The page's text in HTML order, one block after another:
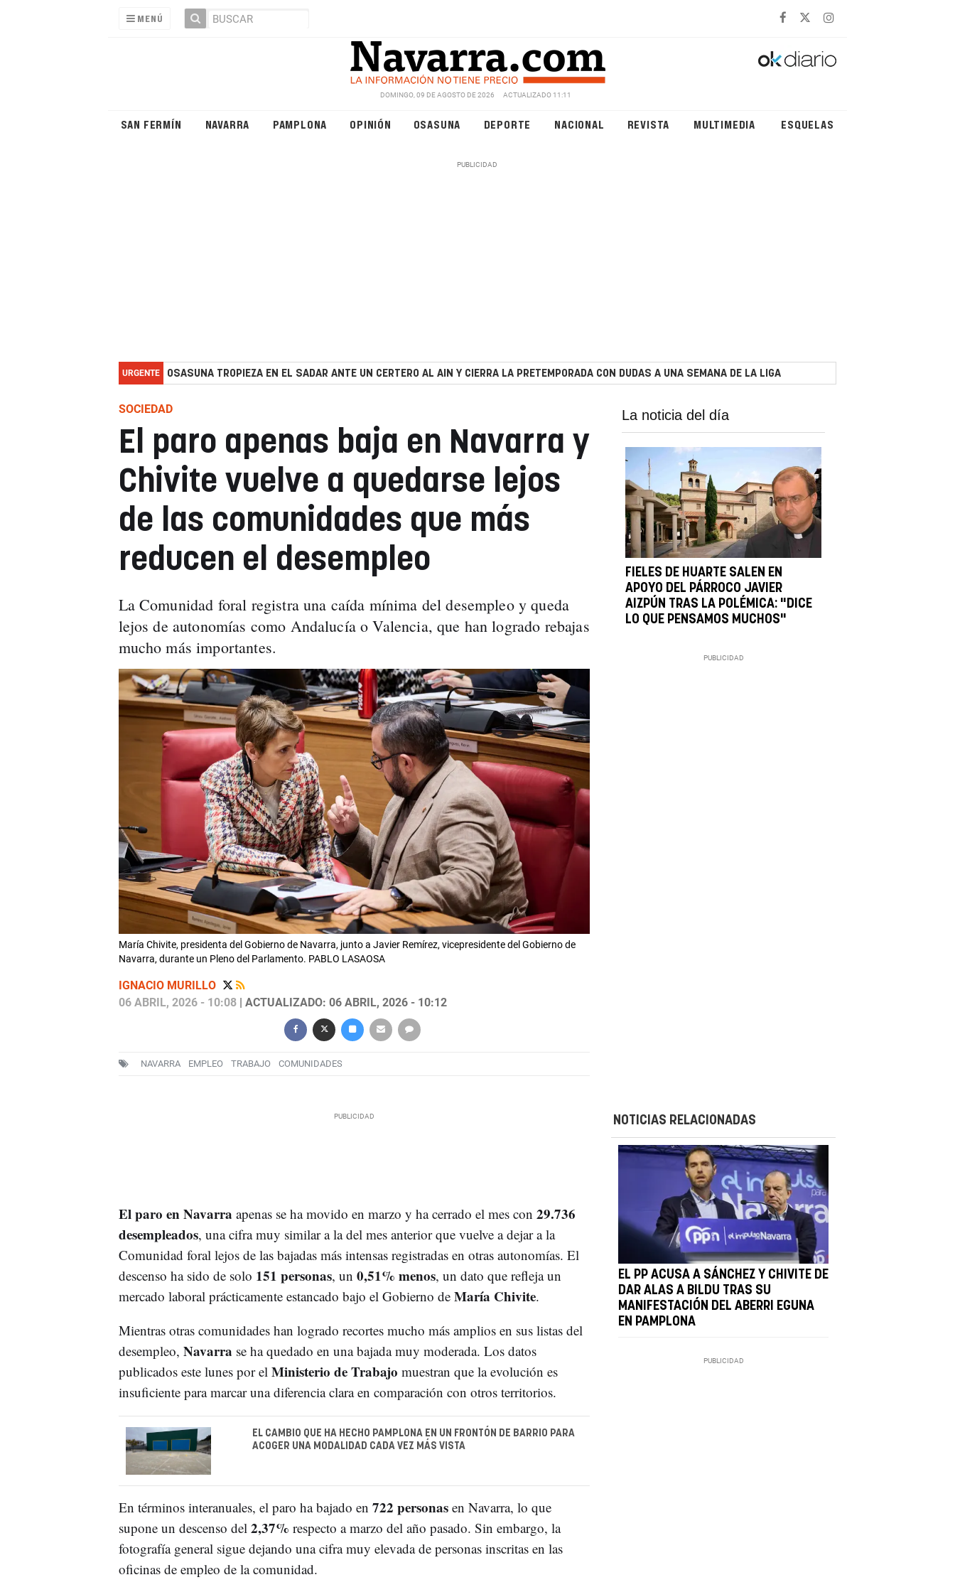
MENÚ
DOMINGO, 09 DE AGOSTO DE 2026 ACTUALIZADO 11:11
SAN FERMÍN NAVARRA PAMPLONA OPINIÓN OSASUNA DEPORTE NACIONAL REVISTA MULTIMEDIA ESQUELAS
URGENTE OSASUNA TROPIEZA EN EL SADAR ANTE UN CERTERO AL AIN Y CIERRA LA PRETEMPORADA CON DUDAS A UNA SEMANA DE LA LIGA
SOCIEDAD
El paro apenas baja en Navarra y
Chivite vuelve a quedarse lejos
de las comunidades que más
reducen el desempleo
La Comunidad foral registra una caída mínima del desempleo y queda
lejos de autonomías como Andalucía o Valencia, que han logrado rebajas
mucho más importantes.
María Chivite, presidenta del Gobierno de Navarra, junto a Javier Remírez, vicepresidente del Gobierno de
Navarra, durante un Pleno del Parlamento. PABLO LASAOSA
IGNACIO MURILLO
06 ABRIL, 2026 - 10:08| ACTUALIZADO: 06 ABRIL, 2026 - 10:12
NAVARRA EMPLEO TRABAJO COMUNIDADES
La noticia del día
FIELES DE HUARTE SALEN EN
APOYO DEL PÁRROCO JAVIER
AIZPÚN TRAS LA POLÉMICA: "DICE
LO QUE PENSAMOS MUCHOS"
El paro en Navarra apenas se ha movido en marzo y ha cerrado el mes con 29.736
desempleados, una cifra muy similar a la del mes anterior que vuelve a dejar a la
Comunidad foral lejos de las bajadas más intensas registradas en otras autonomías. El
descenso ha sido de solo 151 personas, un 0,51% menos, un dato que refleja un
mercado laboral prácticamente estancado bajo el Gobierno de María Chivite.
Mientras otras comunidades han logrado recortes mucho más amplios en sus listas del
desempleo, Navarra se ha quedado en una bajada muy moderada. Los datos
publicados este lunes por el Ministerio de Trabajo muestran que la evolución es
insuficiente para marcar una diferencia clara en comparación con otros territorios.
EL CAMBIO QUE HA HECHO PAMPLONA EN UN FRONTÓN DE BARRIO PARA
ACOGER UNA MODALIDAD CADA VEZ MÁS VISTA
En términos interanuales, el paro ha bajado en 722 personasen Navarra, lo que
supone un descenso del 2,37% respecto a marzo del año pasado. Sin embargo, la
fotografía general sigue dejando una cifra muy elevada de personas inscritas en las
oficinas de empleo de la comunidad.
NOTICIAS RELACIONADAS
EL PP ACUSA A SÁNCHEZ Y CHIVITE DE
DAR ALAS A BILDU TRAS SU
MANIFESTACIÓN DEL ABERRI EGUNA
EN PAMPLONA